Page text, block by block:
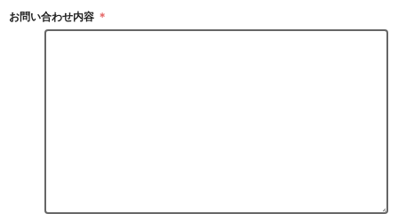
お問い合わせ内容 ＊